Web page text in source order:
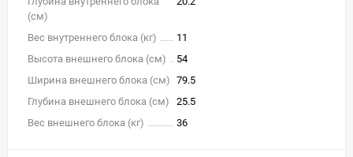
(см)
Вес внутреннего блока (кг)
11
Высота внешнего блока (см)
54
Ширина внешнего блока (см) 79.5
Глубина внешнего блока (см)
25.5
Вес внешнего блока (кг)
36